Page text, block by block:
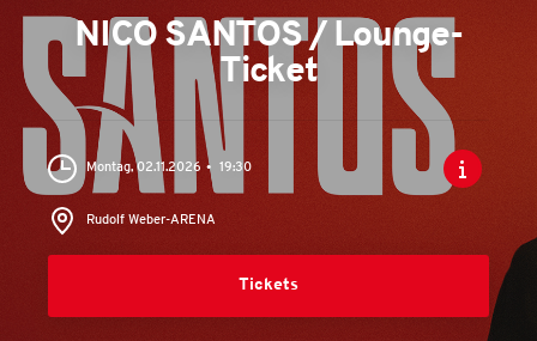
NICO SANTOS / Lounge-
Ticket
Montag, 02.11.2026 19:30
Rudolf Weber-ARENA
Tickets